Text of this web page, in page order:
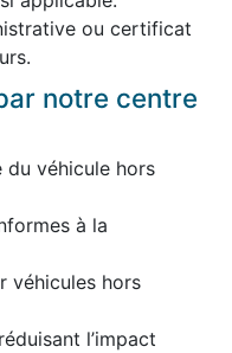
ou certificat
notre centre
du véhicule hors
à la
véhicules hors
l’impact